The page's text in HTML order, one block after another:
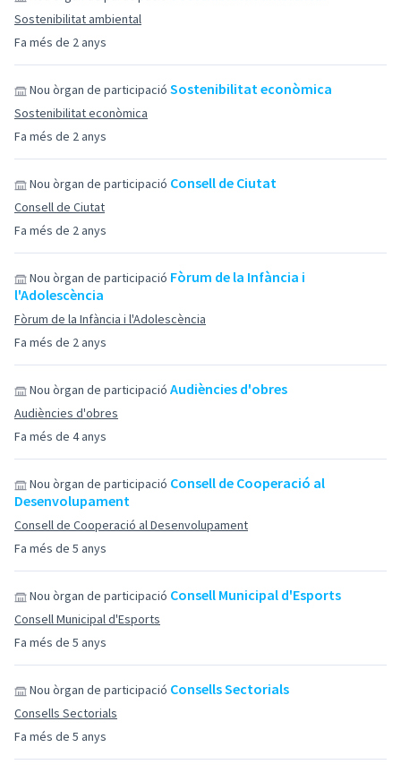
Fa més de 2 anys
Sostenibilitat ambiental
Fa més de 2 anys
Nou òrgan de participació Sostenibilitat econòmica
Sostenibilitat econòmica
Fa més de 2 anys
Nou òrgan de participació Consell de Ciutat
Consell de Ciutat
Fa més de 2 anys
Nou òrgan de participació Fòrum de la Infància i
l'Adolescència
Fòrum de la Infància i l'Adolescència
Fa més de 4 anys
Nou òrgan de participació Audiències d'obres
Audiències d'obres
Fa més de 5 anys
Nou òrgan de participació Consell de Cooperació al
Desenvolupament
Consell de Cooperació al Desenvolupament
Fa més de 5 anys
Nou òrgan de participació Consell Municipal d'Esports
Consell Municipal d'Esports
Fa més de 5 anys
Nou òrgan de participació Consells Sectorials
Consells Sectorials